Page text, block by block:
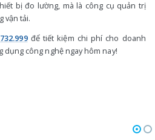
bị đo lường, mà là công cụ quản trị
vận tải.
để tiết kiệm chi phí cho doanh
dụng công nghệ ngay hôm nay!